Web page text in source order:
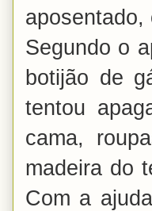
Segundo o
botijão de
tentou
cama,
madeira do
Com a